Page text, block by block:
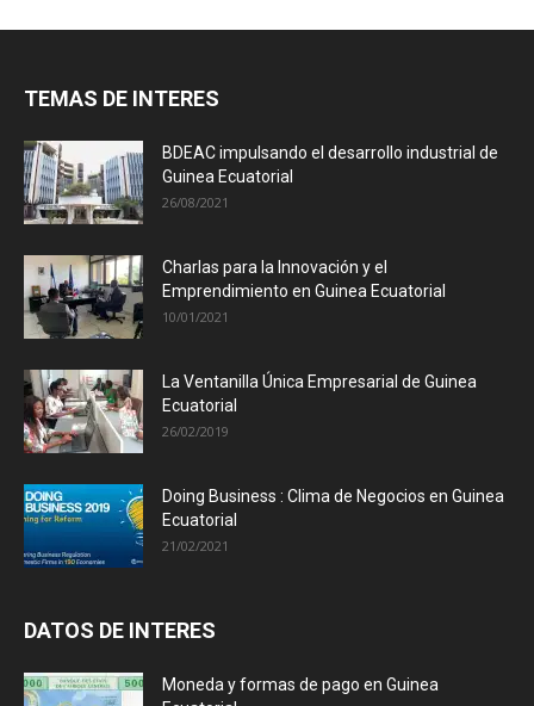
TEMAS DE INTERES
BDEAC impulsando el desarrollo industrial de
Guinea Ecuatorial
26/08/2021
Charlas para la Innovación y el
Emprendimiento en Guinea Ecuatorial
10/01/2021
La Ventanilla Única Empresarial de Guinea
Ecuatorial
26/02/2019
Doing Business : Clima de Negocios en Guinea
Ecuatorial
21/02/2021
DATOS DE INTERES
Moneda y formas de pago en Guinea